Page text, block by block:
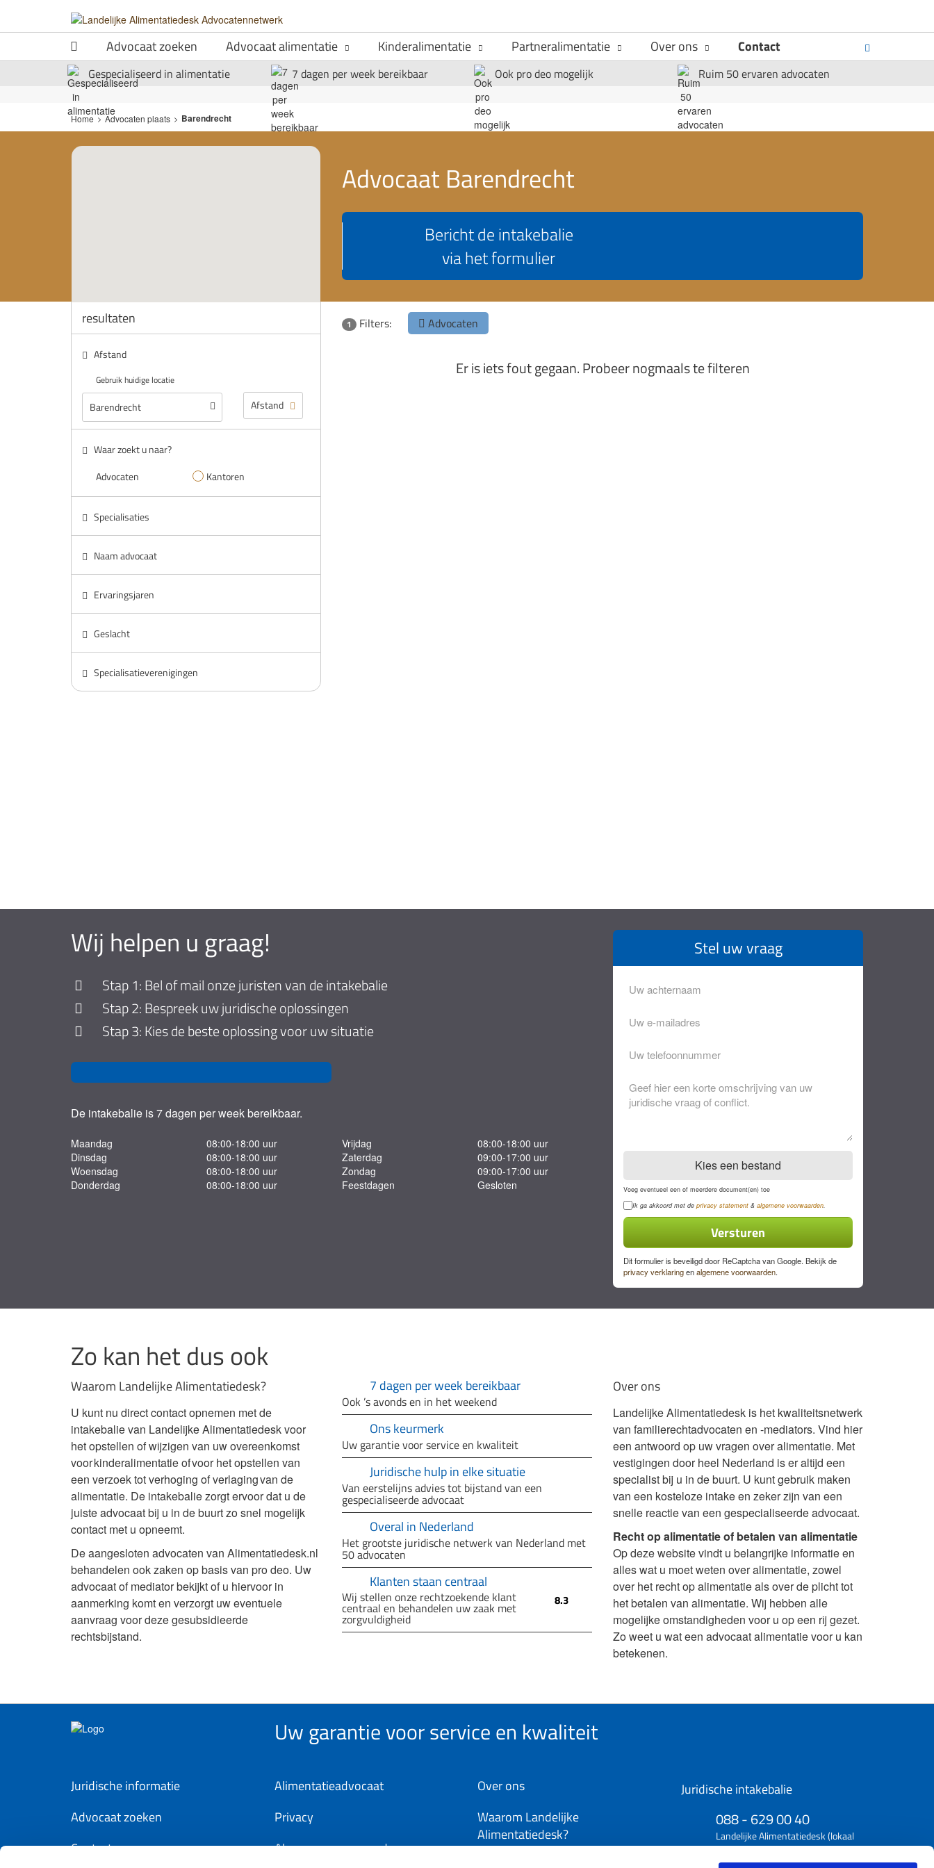
Advocaat zoeken Advocaat alimentatie Kinderalimentatie Partneralimentatie Over ons Contact
Gespecialiseerd in alimentatie 7 dagen per week bereikbaar Ook pro deo mogelijk Ruim 50 ervaren advocaten
Home > Advocaten plaats > Barendrecht
Advocaat Barendrecht
Bericht de intakebalie
via het formulier
resultaten
Afstand
Gebruik huidige locatie
Waar zoekt u naar?
Advocaten
Kantoren
Specialisaties
Naam advocaat
Ervaringsjaren
Geslacht
Specialisatieverenigingen
1 Filters: Advocaten
Er is iets fout gegaan. Probeer nogmaals te filteren
Wij helpen u graag!
Stap 1: Bel of mail onze juristen van de intakebalie
Stap 2: Bespreek uw juridische oplossingen
Stap 3: Kies de beste oplossing voor uw situatie
De intakebalie is 7 dagen per week bereikbaar.
Maandag
Dinsdag
Woensdag
Donderdag
08:00-18:00 uur
08:00-18:00 uur
08:00-18:00 uur
08:00-18:00 uur
Vrijdag
Zaterdag
Zondag
Feestdagen
08:00-18:00 uur
09:00-17:00 uur
09:00-17:00 uur
Gesloten
Stel uw vraag
Achternaam
Eventuele
opmerkingen
Kies een bestand
Voeg eventueel een of meerdere document(en) toe
Privacyverklaring
Ik ga akkoord met de privacy statement & algemene voorwaarden.
Dit formulier is beveiligd door ReCaptcha van Google. Bekijk de
privacy verklaringenalgemene voorwaarden.
Zo kan het dus ook
Waarom Landelijke Alimentatiedesk?
U kunt nu direct contact opnemen met de
intakebalie van Landelijke Alimentatiedesk voor
het opstellen of wijzigen van uw overeenkomst
voor kinderalimentatie of voor het opstellen van
een verzoek tot verhoging of verlaging van de
alimentatie. De intakebalie zorgt ervoor dat u de
juiste advocaat bij u in de buurt zo snel mogelijk
contact met u opneemt.
De aangesloten advocaten van Alimentatiedesk.nl
behandelen ook zaken op basis van pro deo. Uw
advocaat of mediator bekijkt of u hiervoor in
aanmerking komt en verzorgt uw eventuele
aanvraag voor deze gesubsidieerde
rechtsbijstand.
7 dagen per week bereikbaar
Ook ’s avonds en in het weekend
Ons keurmerk
Uw garantie voor service en kwaliteit
Juridische hulp in elke situatie
Van eerstelijns advies tot bijstand van een
gespecialiseerde advocaat
Overal in Nederland
Het grootste juridische netwerk van Nederland met
50 advocaten
Klanten staan centraal
Wij stellen onze rechtzoekende klant
centraal en behandelen uw zaak met
zorgvuldigheid
8.3
Over ons
Landelijke Alimentatiedesk is het kwaliteitsnetwerk
van familierechtadvocaten en -mediators. Vind hier
een antwoord op uw vragen over alimentatie. Met
vestigingen door heel Nederland is er altijd een
specialist bij u in de buurt. U kunt gebruik maken
van een kosteloze intake en zeker zijn van een
snelle reactie van een gespecialiseerde advocaat.
Recht op alimentatie of betalen van alimentatie
Op deze website vindt u belangrijke informatie en
alles wat u moet weten over alimentatie, zowel
over het recht op alimentatie als over de plicht tot
het betalen van alimentatie. Wij hebben alle
mogelijke omstandigheden voor u op een rij gezet.
Zo weet u wat een advocaat alimentatie voor u kan
betekenen.
Uw garantie voor service en kwaliteit
Juridische informatie
Advocaat zoeken
Contact
Alimentatieadvocaat
Privacy
Algemene voorwaarden
Over ons
Waarom Landelijke
Alimentatiedesk?
Juridische intakebalie
088 - 629 00 40
Landelijke Alimentatiedesk (lokaal
tarief)